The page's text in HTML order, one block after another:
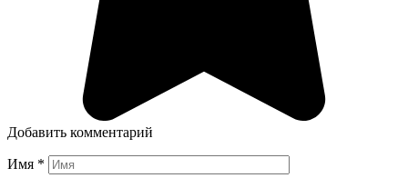
Добавить комментарий
Имя *